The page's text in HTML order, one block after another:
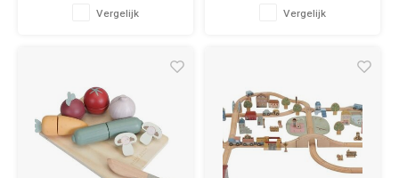
Vergelijk Vergelijk